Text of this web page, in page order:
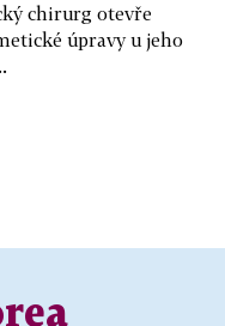
chirurg otevře
úpravy u jeho